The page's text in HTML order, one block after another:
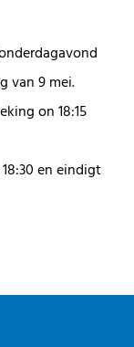
van 9 mei.
on 18:15
en eindigt